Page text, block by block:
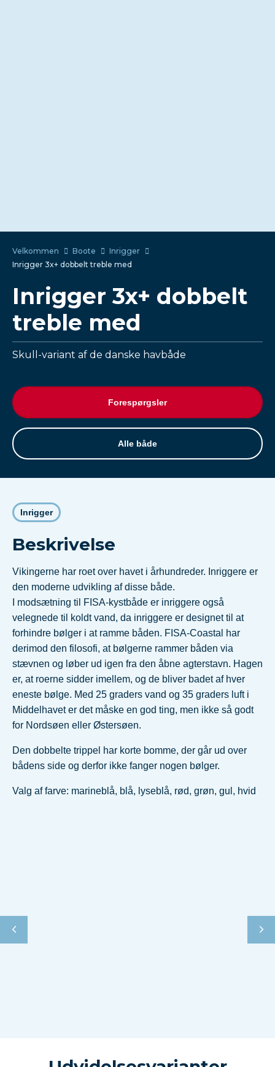
Velkommen Boote
Inrigger
Inrigger 3x+ dobbelt treble med
Inrigger 3x+ dobbelt
treble med
Skull-variant af de danske havbåde
Forespørgsler
Alle både
Inrigger
Beskrivelse
Vikingerne har roet over havet i århundreder. Inriggere er
den moderne udvikling af disse både.
I modsætning til FISA-kystbåde er inriggere også
velegnede til koldt vand, da inriggere er designet til at
forhindre bølger i at ramme båden. FISA-Coastal har
derimod den filosofi, at bølgerne rammer båden via
stævnen og løber ud igen fra den åbne agterstavn. Hagen
er, at roerne sidder imellem, og de bliver badet af hver
eneste bølge. Med 25 graders vand og 35 graders luft i
Middelhavet er det måske en god ting, men ikke så godt
for Nordsøen eller Østersøen.
Den dobbelte trippel har korte bomme, der går ud over
bådens side og derfor ikke fanger nogen bølger.
Valg af farve: marineblå, blå, lyseblå, rød, grøn, gul, hvid